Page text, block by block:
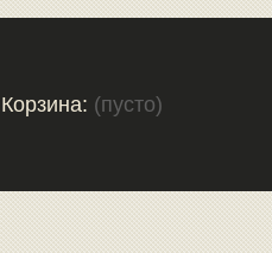
Корзина: (пусто)